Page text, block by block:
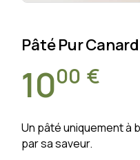
Pâté Pur Canard
1000 €
Un pâté uniquement à
par sa saveur.